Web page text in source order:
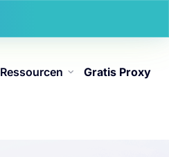
Ressourcen Gratis Proxy